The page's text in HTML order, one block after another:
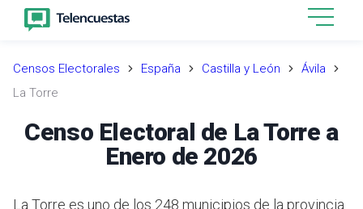
Censos Electorales España Castilla y León
Ávila
La Torre
Censo Electoral de La Torre a
Enero de 2026
La Torre es uno de los 248 municipios de la provincia